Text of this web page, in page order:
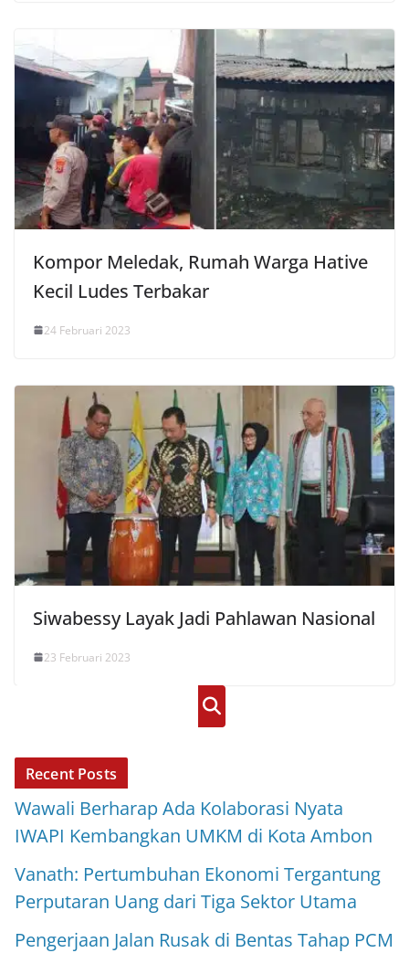
Kompor Meledak, Rumah Warga Hative
Kecil Ludes Terbakar
24 Februari 2023
Siwabessy Layak Jadi Pahlawan Nasional
23 Februari 2023
Cari
Recent Posts
Wawali Berharap Ada Kolaborasi Nyata
IWAPI Kembangkan UMKM di Kota Ambon
Vanath: Pertumbuhan Ekonomi Tergantung
Perputaran Uang dari Tiga Sektor Utama
Pengerjaan Jalan Rusak di Bentas Tahap PCM